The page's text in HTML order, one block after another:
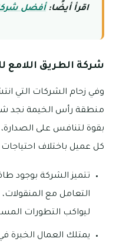
اقرأ أيضًا:أفضل
شركة الطريق اللامع
وفي زحام الشركات التي
منطقة رأس الخيمة نجد
بقوة لتنافس على
كل عميل باختلاف احتياجات
تتميز الشركة بوجود
التعامل مع
ليواكب التطورات
يمتلك العمال الخبرة